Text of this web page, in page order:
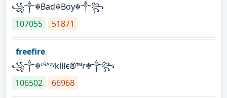
꧁༒☬Bad☬Boy☬༒꧂
107055
51871
freefire
꧁༒☬ᶜᴿᴬᶻᵞkíllє®™r☬༒꧂
106502
66968